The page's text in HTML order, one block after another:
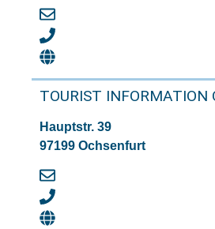
TOURIST INFORMATION
Hauptstr. 39
97199 Ochsenfurt